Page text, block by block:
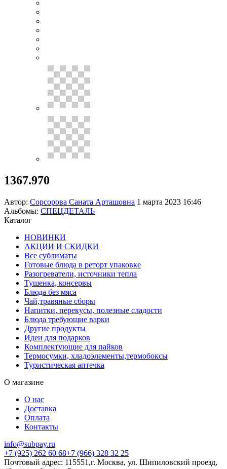
1367.970
Автор: Сорсорова Саната Арташовна 1 марта 2023 16:46
Альбомы: СПЕЦДЕТАЛЬ
Каталог
НОВИНКИ
АКЦИИ И СКИДКИ
Все сублиматы
Готовые блюда в реторт упаковке
Разогреватели, источники тепла
Тушенка, консервы
Блюда без мяса
Чай,травяные сборы
Напитки, перекусы, полезные сладости
Блюда требующие варки
Другие продукты
Идеи для подарков
Комплектующие для пайков
Термосумки, хладоэлементы,термобоксы
Туристическая аптечка
О магазине
О нас
Доставка
Оплата
Контакты
info@subpay.ru
+7 (925) 262 60 68+7 (966) 328 32 25
Почтовый адрес: 115551,г. Москва, ул. Шипиловский проезд,